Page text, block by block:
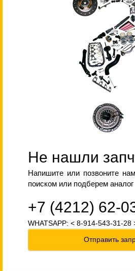
Не нашли
Напишите или позвоните
поиском или подберем аналог
+7 (4212) 62-
WHATSAPP: < 8-914-543-31-28
Отправить